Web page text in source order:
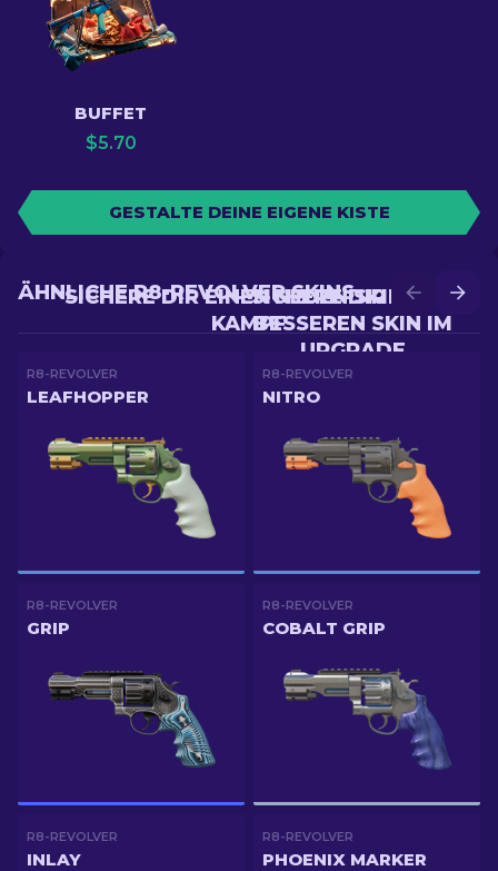
BUFFET
$5.70
GESTALTE DEINE EIGENE KISTE
SICHERE DIR EINEN
BESSEREN SKIN IM
UPGRADE
SICHERE DIR EINEN NEUEN SKIN IM
KAMPF
ÄHNLICHE R8-REVOLVER SKINS
R8-REVOLVER
LEAFHOPPER
R8-REVOLVER
NITRO
R8-REVOLVER
GRIP
R8-REVOLVER
COBALT GRIP
R8-REVOLVER
INLAY
R8-REVOLVER
PHOENIX MARKER